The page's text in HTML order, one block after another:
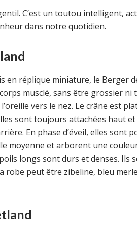
C’est un toutou intelligent,
dans notre quotidien.
en réplique miniature, le Berger
musclé, sans être grossier ni
vers le nez. Le crâne est
sont toujours attachées haut
En phase d’éveil, elles sont
moyenne et arborent une
longs sont durs et denses. Ils
robe peut être zibeline, bleu